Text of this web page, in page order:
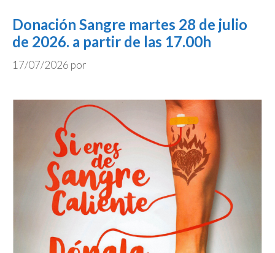
Donación Sangre martes 28 de julio
de 2026. a partir de las 17.00h
17/07/2026 por